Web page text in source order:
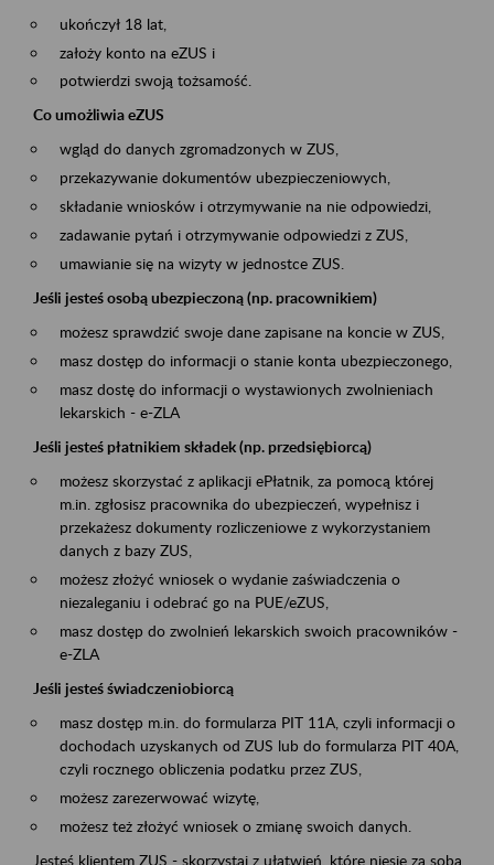
ukończył 18 lat,
założy konto na eZUS i
potwierdzi swoją tożsamość.
Co umożliwia eZUS
wgląd do danych zgromadzonych w ZUS,
przekazywanie dokumentów ubezpieczeniowych,
składanie wniosków i otrzymywanie na nie odpowiedzi,
zadawanie pytań i otrzymywanie odpowiedzi z ZUS,
umawianie się na wizyty w jednostce ZUS.
Jeśli jesteś osobą ubezpieczoną (np. pracownikiem)
możesz sprawdzić swoje dane zapisane na koncie w ZUS,
masz dostęp do informacji o stanie konta ubezpieczonego,
masz dostę do informacji o wystawionych zwolnieniach
lekarskich - e-ZLA
Jeśli jesteś płatnikiem składek (np. przedsiębiorcą)
możesz skorzystać z aplikacji ePłatnik, za pomocą której
m.in. zgłosisz pracownika do ubezpieczeń, wypełnisz i
przekażesz dokumenty rozliczeniowe z wykorzystaniem
danych z bazy ZUS,
możesz złożyć wniosek o wydanie zaświadczenia o
niezaleganiu i odebrać go na PUE/eZUS,
masz dostęp do zwolnień lekarskich swoich pracowników -
e-ZLA
Jeśli jesteś świadczeniobiorcą
masz dostęp m.in. do formularza PIT 11A, czyli informacji o
dochodach uzyskanych od ZUS lub do formularza PIT 40A,
czyli rocznego obliczenia podatku przez ZUS,
możesz zarezerwować wizytę,
możesz też złożyć wniosek o zmianę swoich danych.
Jesteś klientem ZUS - skorzystaj z ułatwień, które niesie za sobą